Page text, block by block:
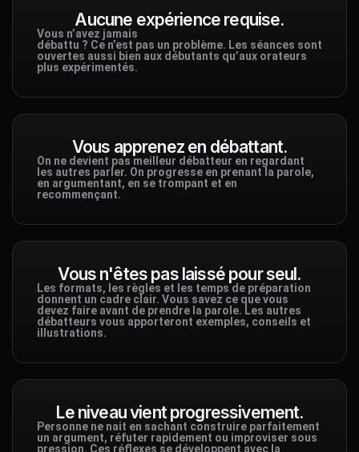
Aucune expérience requise.
Vous n’avez jamais
débattu ? Ce n’est pas un problème. Les séances sont
ouvertes aussi bien aux débutants qu’aux orateurs
plus expérimentés.
Vous apprenez en débattant.
On ne devient pas meilleur débatteur en regardant
les autres parler. On progresse en prenant la parole,
en argumentant, en se trompant et en
recommençant.
Vous n'êtes pas laissé pour seul.
Les formats, les règles et les temps de préparation
donnent un cadre clair. Vous savez ce que vous
devez faire avant de prendre la parole. Les autres
débatteurs vous apporteront exemples, conseils et
illustrations.
Le niveau vient progressivement.
Personne ne nait en sachant construire parfaitement
un argument, réfuter rapidement ou improviser sous
pression. Ces réflexes se développent avec la